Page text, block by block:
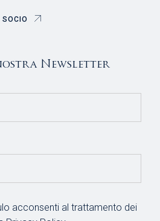
SOCIO
Newsletter
acconsenti al trattamento dei